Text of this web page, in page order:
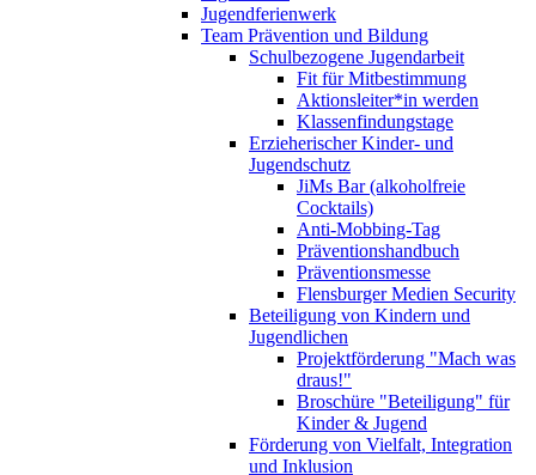
Jugendferienwerk
Team Prävention und Bildung
Schulbezogene Jugendarbeit
Fit für Mitbestimmung
Aktionsleiter*in werden
Klassenfindungstage
Erzieherischer Kinder- und
Jugendschutz
JiMs Bar (alkoholfreie
Cocktails)
Anti-Mobbing-Tag
Präventionshandbuch
Präventionsmesse
Flensburger Medien Security
Beteiligung von Kindern und
Jugendlichen
Projektförderung "Mach was
draus!"
Broschüre "Beteiligung" für
Kinder & Jugend
Förderung von Vielfalt, Integration
und Inklusion